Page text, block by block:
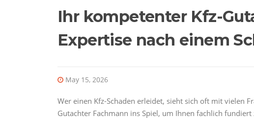
Ihr kompetenter Kfz-
Expertise nach einem
May 15, 2026
Wer einen Kfz-Schaden erleidet, sieht sich oft mit vielen
Gutachter Fachmann ins Spiel, um Ihnen fachlich